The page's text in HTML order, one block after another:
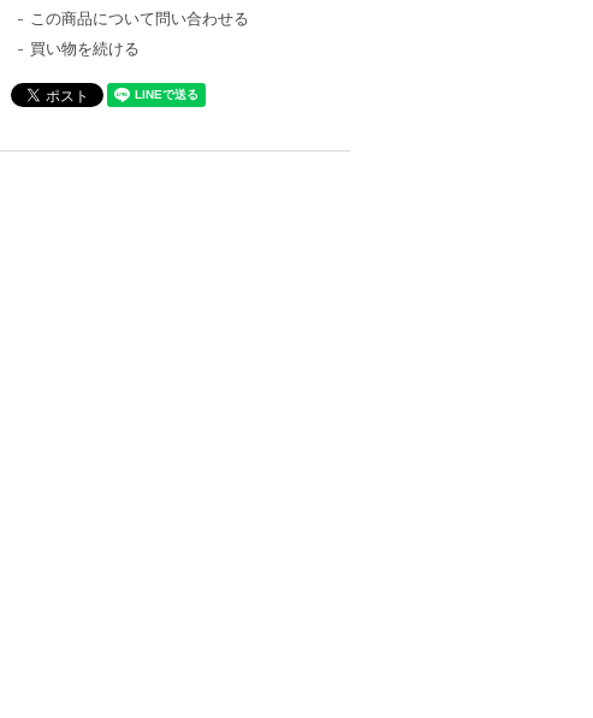
この商品について問い合わせる
買い物を続ける